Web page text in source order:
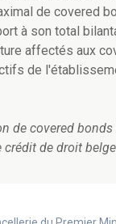
de covered
à son total
affectés aux
de
de covered bonds
de droit